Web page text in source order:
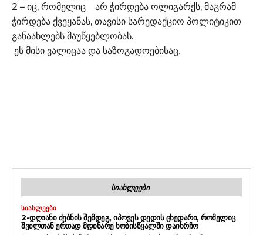
2 – იც, რომელიც არ ჭირდება ოლიგარქს, მაგრამ
ჭირდება ქვეყანას, თავისი სარედაქციო პოლიტიკით
განაახლებს მაუწყებლობას.
ეს მისი ვალიცაა და საზოგადოებისაც.
ᲡᲘᲐᲮᲚᲔᲔᲑᲘ
ᲡᲘᲐᲮᲚᲔᲔᲑᲘ
2-ᲓᲦᲘᲐᲜᲘ ᲫᲔᲑᲜᲘᲡ ᲨᲔᲛᲓᲔᲒ, ᲘᲞᲝᲕᲔᲡ ᲓᲔᲓᲘᲡ ᲪᲮᲔᲓᲐᲠᲘ, ᲠᲝᲛᲔᲚᲘᲪ
ᲨᲕᲘᲚᲗᲐᲜ ᲔᲠᲗᲐᲓ ᲛᲓᲘᲜᲐᲠᲔ ᲮᲝᲑᲘᲡᲬᲧᲐᲚᲨᲘ ᲓᲐᲘᲮᲠᲩᲝ